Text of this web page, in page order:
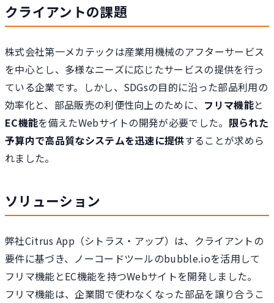
クライアントの課題
株式会社第一メカテックは産業用機械のアフターサービス
を中心とし、多様なニーズに応じたサービスの提供を行っ
ている企業です。しかし、SDGsの目的に沿った部品利用の
効率化と、部品販売の利便性向上のために、 フリマ機能と
EC機能を備えたWebサイトの開発が必要でした。 限られた
予算内で高品質なシステムを迅速に提供することが求めら
れました。
ソリューション
弊社Citrus App（シトラス・アップ）は、クライアントの
要件に基づき、ノーコードツールのbubble.ioを活用して
フリマ機能とEC機能を持つWebサイトを開発しました。
フリマ機能は、企業間で使わなくなった部品を譲り合うこ